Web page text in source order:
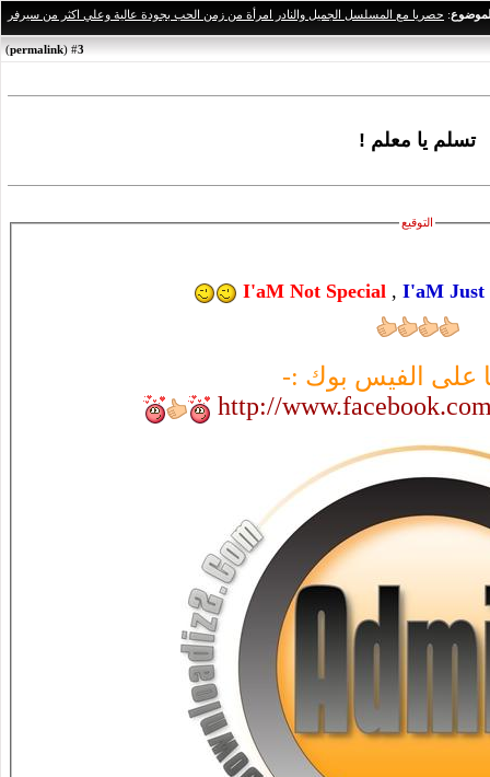
: حصريا مع المسلسل الجميل والنادر امرأة من زمن الحب بجودة عالية وعلي اكثر من سيرفر
3
(
permalink
)
تسلم يا معلم !
التوقيع
I'aM Not Special , I'aM Just
على الفيس بوك :-
http://